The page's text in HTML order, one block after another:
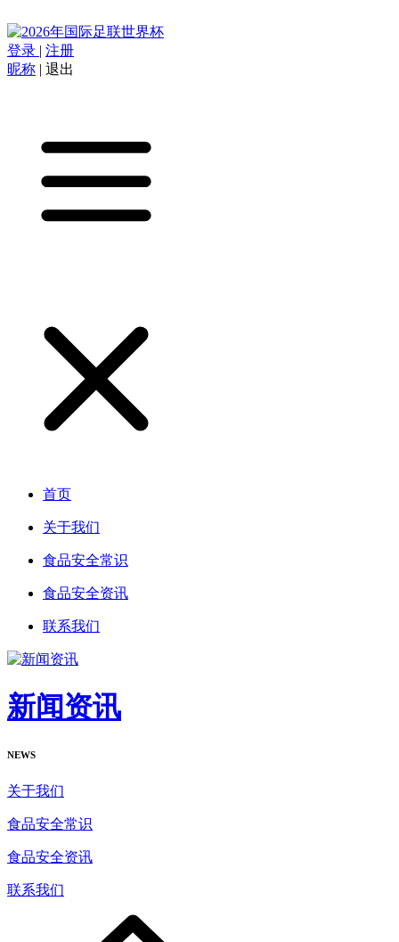
登录 | 注册
昵称 | 退出
首页
关于我们
食品安全常识
食品安全资讯
联系我们
新闻资讯
NEWS
关于我们
食品安全常识
食品安全资讯
联系我们